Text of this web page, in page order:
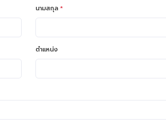
นามสกุล*
ตำแหน่ง